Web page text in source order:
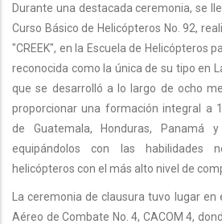
Durante una destacada ceremonia, se
Curso Básico de Helicópteros No. 92,
"CREEK", en la Escuela de Helicópteros
reconocida como la única de su tipo en
que se desarrolló a lo largo de ocho
proporcionar una formación integral a
de Guatemala, Honduras, Panamá y
equipándolos con las habilidades
helicópteros con el más alto nivel de
La ceremonia de clausura tuvo lugar en
Aéreo de Combate No. 4, CACOM 4,